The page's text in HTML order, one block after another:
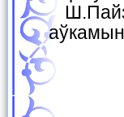
Ш.Пайзуллаева 1995-жылдан Жазыўшылар